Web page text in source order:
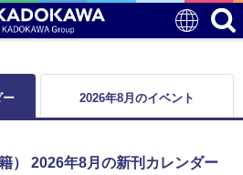
ー 2026年8月のイベント
） 2026年8月の新刊カレンダー